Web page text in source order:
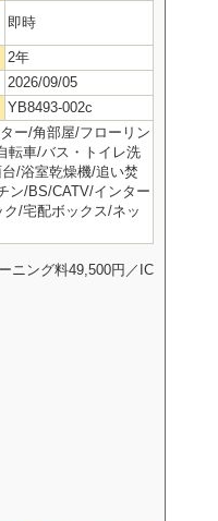
即時
2年
2026/09/05
YB8493-002c
ー/角部屋/フローリン
転車/バス・トイレ洗
/浴室乾燥機/追い焚
ン/BS/CATV/インター
/宅配ボックス/ネッ
ニング料49,500円／IC